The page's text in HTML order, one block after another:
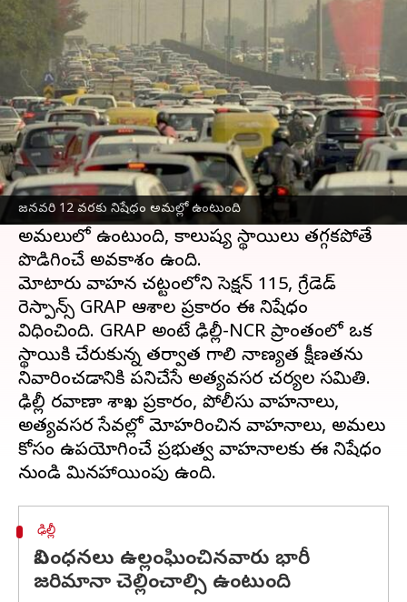
జనవరి 12 వరకు నిషేధం అమల్లో ఉంటుంది
BS3 పెట్రోల్, BS4 డీజిల్ కార్లు
నిషేదించిన ఢిల్లీ ప్రభుత్వం
వ్రాసిన వారు Nishkala Sathivada Jan 11, 2023 11:15 am
ఈ వార్తాకథనం ఏంటి
దేశ రాజధాని ఢిల్లీలో వాయు కాలుష్యం తీవ్రతరం
కావడంతో ఢిల్లీ ప్రభుత్వం బీఎస్3 పెట్రోల్, బీఎస్4
డీజిల్ కార్లను నిషేధించింది. నిషేధం జనవరి 12 వరకు
అమలులో ఉంటుంది, కాలుష్య స్థాయిలు తగ్గకపోతే
పొడిగించే అవకాశం ఉంది.
మోటారు వాహన చట్టంలోని సెక్షన్ 115, గ్రేడెడ్
రెస్పాన్స్ GRAP ఆదేశాల ప్రకారం ఈ నిషేధం
విధించింది. GRAP అంటే ఢిల్లీ-NCR ప్రాంతంలో ఒక
స్థాయికి చేరుకున్న తర్వాత గాలి నాణ్యత క్షీణతను
నివారించడానికి పనిచేసే అత్యవసర చర్యల సమితి.
ఢిల్లీ రవాణా శాఖ ప్రకారం, పోలీసు వాహనాలు,
అత్యవసర సేవల్లో మోహరించిన వాహనాలు, అమలు
కోసం ఉపయోగించే ప్రభుత్వ వాహనాలకు ఈ నిషేధం
ఢిల్లీ
నిబంధనలు ఉల్లంఘించినవారు భారీ
జరిమానా చెల్లించాల్సి ఉంటుంది